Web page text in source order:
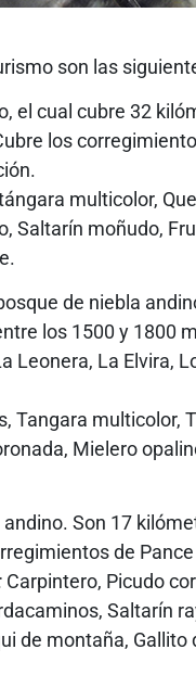
son las
el cual cubre 32
los
multicolor,
Saltarín moñudo,
de niebla
los 1500 y 1800
Leonera, La Elvira,
Tangara multicolor,
Mielero
Son 17
de
Carpintero, Picudo
Saltarín
de montaña, Gallito